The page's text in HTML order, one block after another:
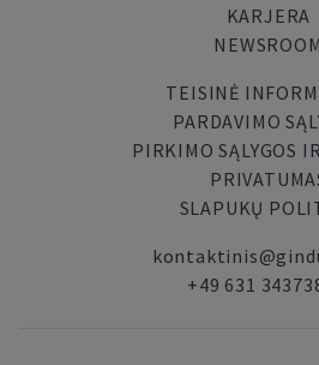
KARJERA
NEWSROOM
TEISINĖ
PARDAVIMO
PIRKIMO SĄLYGOS
SLAPUKŲ
+49 631